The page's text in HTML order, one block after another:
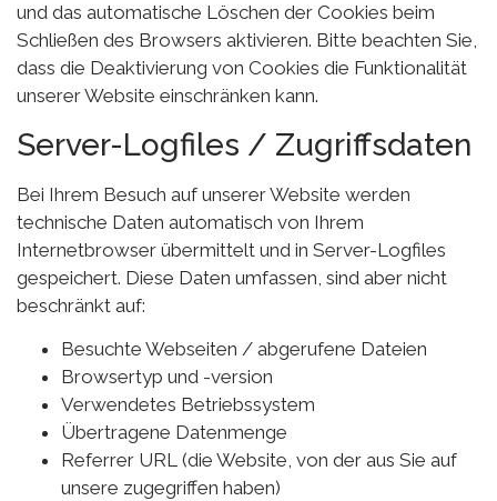
und das automatische Löschen der Cookies beim
Schließen des Browsers aktivieren. Bitte beachten Sie,
dass die Deaktivierung von Cookies die Funktionalität
unserer Website einschränken kann.
Server-Logfiles / Zugriffsdaten
Bei Ihrem Besuch auf unserer Website werden
technische Daten automatisch von Ihrem
Internetbrowser übermittelt und in Server-Logfiles
gespeichert. Diese Daten umfassen, sind aber nicht
beschränkt auf:
Besuchte Webseiten / abgerufene Dateien
Browsertyp und -version
Verwendetes Betriebssystem
Übertragene Datenmenge
Referrer URL (die Website, von der aus Sie auf
unsere zugegriffen haben)